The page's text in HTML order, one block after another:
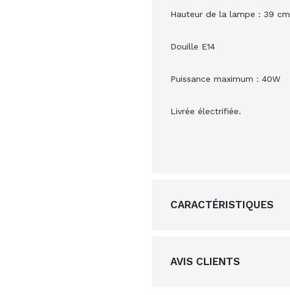
Hauteur de la lampe : 39cm
Douille E14
Puissance maximum : 40W
Livrée électrifiée.
CARACTÉRISTIQUES
AVIS CLIENTS